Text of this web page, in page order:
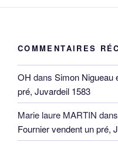
COMMENTAIRES
OH dans Simon Nigueau
pré, Juvardeil 1583
Marie laure MARTIN dans
Fournier vendent un pré,